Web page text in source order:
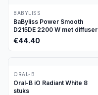
BABYLISS
BaByliss Power Smooth
D215DE 2200 W met diffuser
€44.40
ORAL-B
Oral-B iO Radiant White 8
stuks